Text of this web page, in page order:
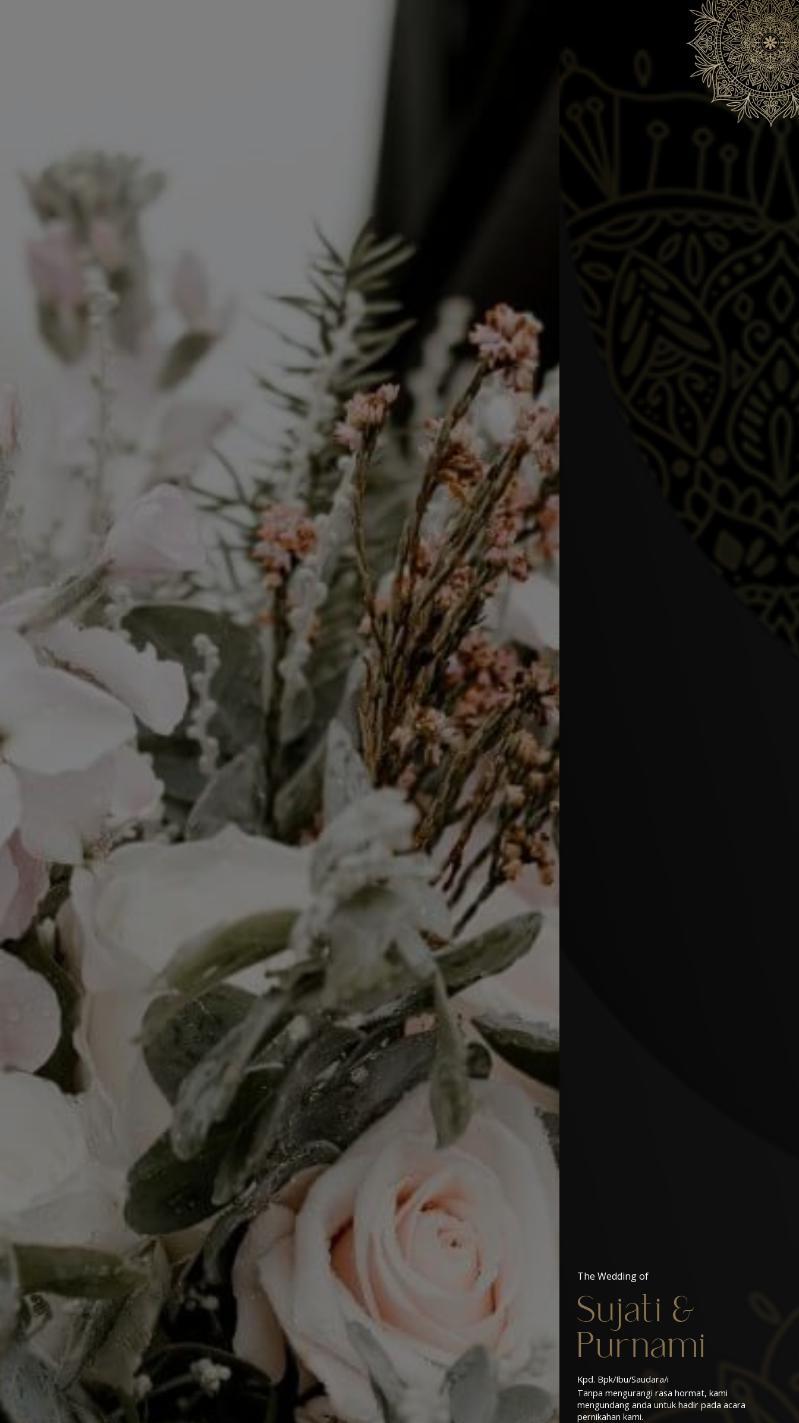
The Wedding of
Sujati &
Purnami
Kpd. Bpk/Ibu/Saudara/i
Tanpa mengurangi rasa hormat, kami
mengundang anda untuk hadir pada acara
pernikahan kami.
Sujati &
Purnami
KARANGASEM | 12 Juli 2024
sempurna’ bersatu. Tapi disaat pasangan yang tidak
sempurna belajar untuk menikmati perbedaan mereka.